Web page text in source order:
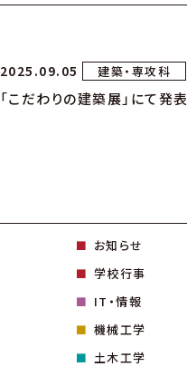
2025.09.05 建築・専攻科
「こだわりの建築展」にて発表
お知らせ
学校行事
IT・情報
機械工学
土木工学